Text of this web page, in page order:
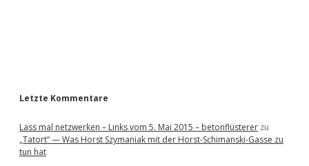
Letzte Kommentare
Lass mal netzwerken – Links vom 5. Mai 2015 – betonflüsterer zu
„Tatort“ — Was Horst Szymaniak mit der Horst-Schimanski-Gasse zu
tun hat